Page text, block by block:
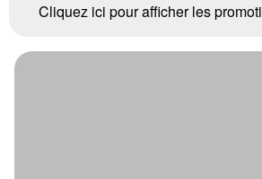
Cliquez ici pour afficher les